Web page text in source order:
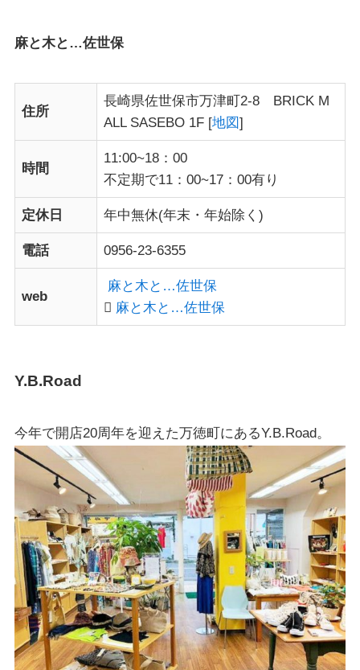
麻と木と…佐世保
住所
長崎県佐世保市万津町2-8 BRICK M
ALL SASEBO 1F [地図]
時間
11:00~18：00
不定期で11：00~17：00有り
定休日 年中無休(年末・年始除く)
電話 0956-23-6355
web
麻と木と…佐世保
麻と木と…佐世保
Y.B.Road
今年で開店20周年を迎えた万徳町にあるY.B.Road。